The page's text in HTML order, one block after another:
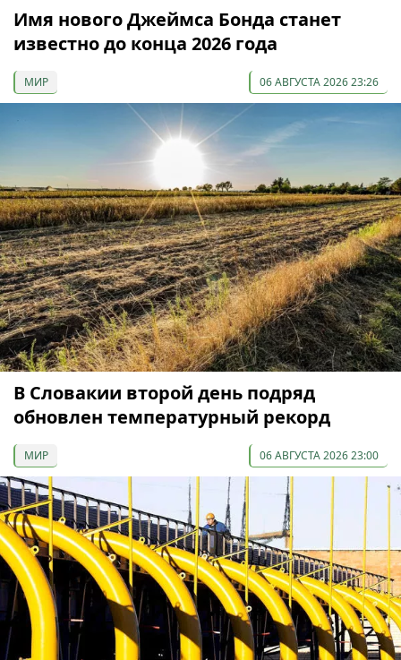
Имя нового Джеймса Бонда станет
известно до конца 2026 года
МИР 06 АВГУСТА 2026 23:26
В Словакии второй день подряд
обновлен температурный рекорд
МИР 06 АВГУСТА 2026 23:00